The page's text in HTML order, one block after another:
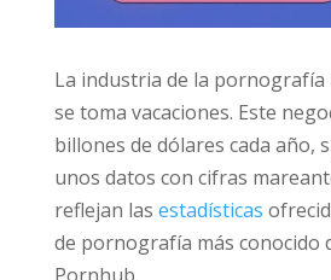
La industria de la pornografía
se toma vacaciones. Este
billones de dólares cada año,
mostrando unos datos con
tal y como reflejan las
por el portal de pornografía
mundo: Pornhub.
gestión del envío de la información solicitada,
internacionalmente los datos personales necesarios.
identificativo, dirigido a Asociación Stop Porn Start
de privacidad.